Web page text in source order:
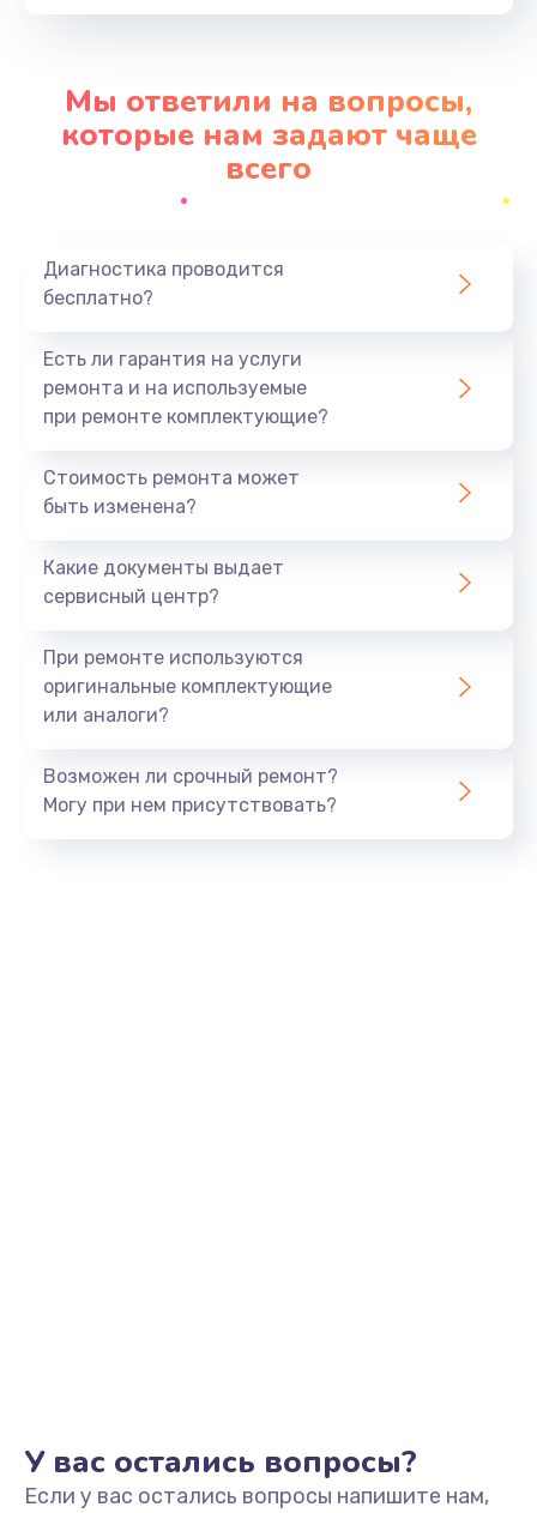
от 550 руб.
Заказать
от 1100 руб.
Заказать
Замена вибромотора
Заказать
от 880 руб.
Заказать
Мы ответили на вопросы,
которые нам задают чаще
всего
Диагностика проводится
бесплатно?
Есть ли гарантия на услуги
ремонта и на используемые
при ремонте комплектующие?
Стоимость ремонта может
быть изменена?
Какие документы выдает
сервисный центр?
При ремонте используются
оригинальные комплектующие
или аналоги?
Возможен ли срочный ремонт?
Могу при нем присутствовать?
У вас остались вопросы?
Если у вас остались вопросы напишите нам,